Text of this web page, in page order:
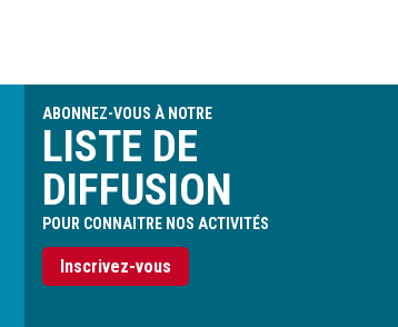
ABONNEZ-VOUS À NOTRE
LISTE DE
DIFFUSION
POUR CONNAITRE NOS ACTIVITÉS
Inscrivez-vous